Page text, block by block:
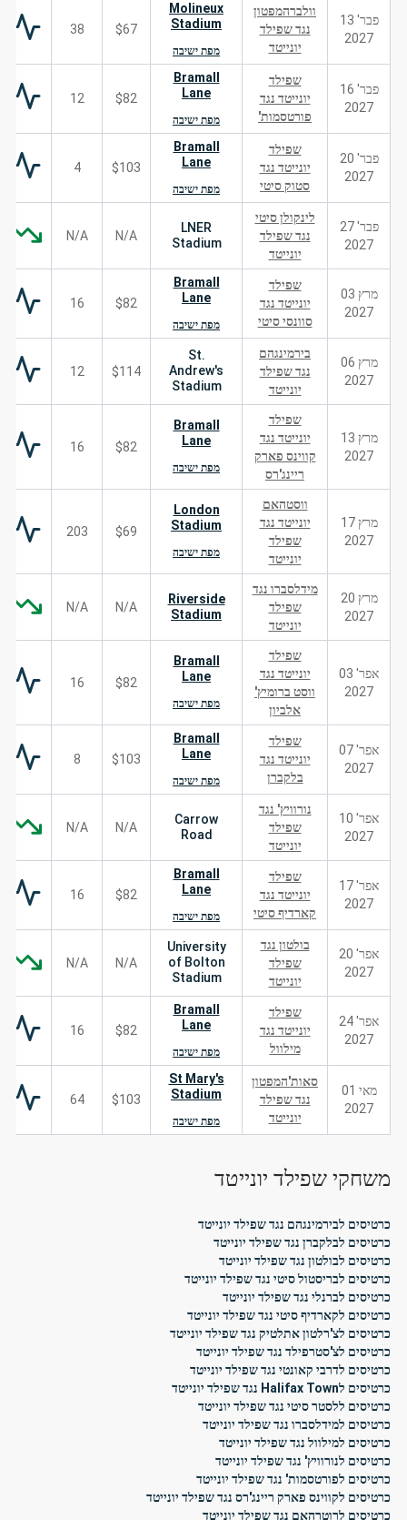
פבר' 13
2027
וולברהמפטון
נגד שפילד
יונייטד
Molineux
Stadium
מפת ישיבה
$67
38
פבר' 16
2027
שפילד
יונייטד נגד
פורטסמות'
Bramall
Lane
מפת ישיבה
$82
12
פבר' 20
2027
שפילד
יונייטד נגד
סטוק סיטי
Bramall
Lane
מפת ישיבה
$103
4
פבר' 27
2027
לינקולן סיטי
נגד שפילד
יונייטד
LNER
Stadium
N/A
N/A
מרץ 03
2027
שפילד
יונייטד נגד
סוונסי סיטי
Bramall
Lane
מפת ישיבה
$82
16
מרץ 06
2027
בירמינגהם
נגד שפילד
יונייטד
St.
Andrew's
Stadium
$114
12
מרץ 13
2027
שפילד
יונייטד נגד
קווינס פארק
ריינג'רס
Bramall
Lane
מפת ישיבה
$82
16
מרץ 17
2027
ווסטהאם
יונייטד נגד
שפילד
יונייטד
London
Stadium
מפת ישיבה
$69
203
מרץ 20
2027
מידלסברו נגד
שפילד
יונייטד
Riverside
Stadium
N/A
N/A
אפר' 03
2027
שפילד
יונייטד נגד
ווסט ברומיץ'
אלביון
Bramall
Lane
מפת ישיבה
$82
16
אפר' 07
2027
שפילד
יונייטד נגד
בלקברן
Bramall
Lane
מפת ישיבה
$103
8
אפר' 10
2027
נורוויץ' נגד
שפילד
יונייטד
Carrow
Road
N/A
N/A
אפר' 17
2027
שפילד
יונייטד נגד
קארדיף סיטי
Bramall
Lane
מפת ישיבה
$82
16
אפר' 20
2027
בולטון נגד
שפילד
יונייטד
University
of Bolton
Stadium
N/A
N/A
אפר' 24
2027
שפילד
יונייטד נגד
מילוול
Bramall
Lane
מפת ישיבה
$82
16
מאי 01
2027
סאות'המפטון
נגד שפילד
יונייטד
St Mary's
Stadium
מפת ישיבה
$103
64
משחקי שפילד יונייטד
כרטיסים לבירמינגהם נגד שפילד יונייטד
כרטיסים לבלקברן נגד שפילד יונייטד
כרטיסים לבולטון נגד שפילד יונייטד
כרטיסים לבריסטול סיטי נגד שפילד יונייטד
כרטיסים לברנלי נגד שפילד יונייטד
כרטיסים לקארדיף סיטי נגד שפילד יונייטד
כרטיסים לצ'רלטון אתלטיק נגד שפילד יונייטד
כרטיסים לצ'סטרפילד נגד שפילד יונייטד
כרטיסים לדרבי קאונטי נגד שפילד יונייטד
כרטיסים לHalifax Town נגד שפילד יונייטד
כרטיסים ללסטר סיטי נגד שפילד יונייטד
כרטיסים למידלסברו נגד שפילד יונייטד
כרטיסים למילוול נגד שפילד יונייטד
כרטיסים לנורוויץ' נגד שפילד יונייטד
כרטיסים לפורטסמות' נגד שפילד יונייטד
כרטיסים לקווינס פארק ריינג'רס נגד שפילד יונייטד
כרטיסים לרוטרהאם נגד שפילד יונייטד